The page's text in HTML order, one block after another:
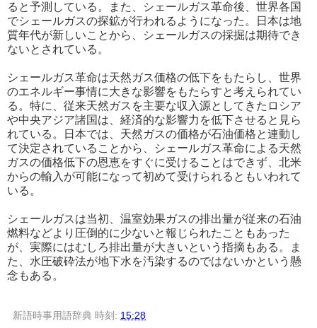
ると予測している。また、シェールガス革命後、世界各国
でシェールガスの探鉱が行われるようになった。日本は地
質年代が新しいことから、シェールガスの採掘は期待でき
ないとされている。
シェールガス革命は天然ガス価格の低下をもたらし、世界
のエネルギー事情に大きな影響をもたらすと考えられてい
る。特に、従来天然ガスを主要な収入源としてきたロシア
や中央アジア諸国は、経済的な影響力を低下させると見ら
れている。日本では、天然ガスの価格が石油価格と連動し
て決定されていることから、シェールガス革命による天然
ガスの価格低下の恩恵をすぐに受けることはできず、北米
からの輸入が可能になって初めて受けられるともいわれて
いる。
シェールガスは当初、温室効果ガスの排出量が従来の石油
燃料などより圧倒的に少ないと報じられたこともあった
が、実際にはむしろ排出量が大きいという指摘もある。ま
た、水圧破砕法が地下水を汚染するのではないかという懸
念もある。
新語時事用語辞典 時刻: 15:28